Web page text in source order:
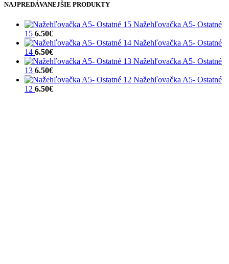
NAJPREDÁVANEJŠIE PRODUKTY
Nažehľovačka A5- Ostatné
15 6.50€
Nažehľovačka A5- Ostatné
14 6.50€
Nažehľovačka A5- Ostatné
13 6.50€
Nažehľovačka A5- Ostatné
12 6.50€